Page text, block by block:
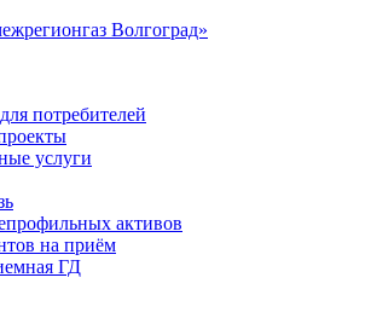
потребителей
услуги
активов
на приём
ГД